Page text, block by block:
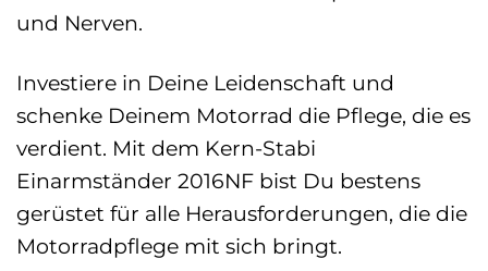
und Nerven.
Investiere in Deine Leidenschaft und
schenke Deinem Motorrad die Pflege, die es
verdient. Mit dem Kern-Stabi
Einarmständer 2016NF bist Du bestens
gerüstet für alle Herausforderungen, die die
Motorradpflege mit sich bringt.